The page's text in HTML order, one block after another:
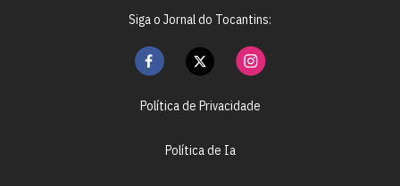
Siga o Jornal do Tocantins:
Política de Privacidade
Política de Ia